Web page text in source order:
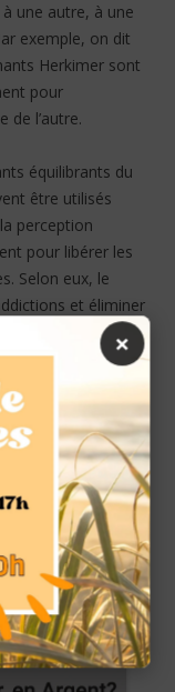
une autre, à une
exemple, on dit
Herkimer sont
pour
de l’autre.
équilibrants du
être utilisés
perception
pour libérer les
Selon eux, le
et éliminer
ils aident à
astral. Ils peuvent
s’ils sont utilisés la
que le rêve
pierre
temporisera
×